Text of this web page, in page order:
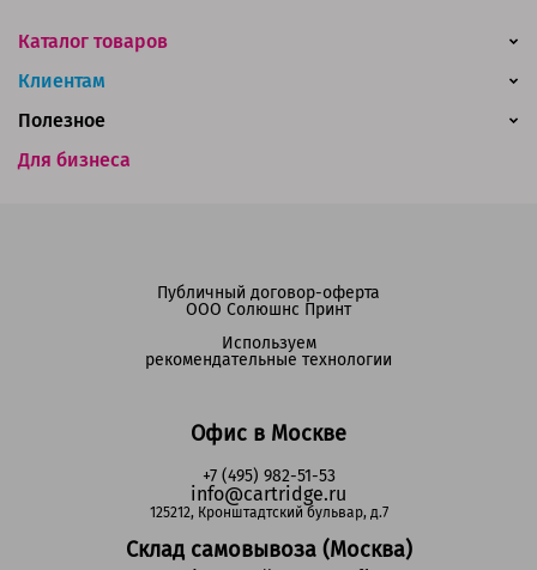
Каталог товаров
Клиентам
Для бизнеса
Полезное
Офис в Москве
+7 (495) 982-51-53
info@cartridge.ru
125212, Кронштадтский бульвар, д.7
Склад самовывоза (Москва)
Публичный договор-оферта
ООО Солюшнс Принт
Используем
рекомендательные технологии